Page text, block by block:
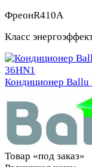
ФреонR410A
Класс
Кондиционер Ballu
Товар «под заказ»